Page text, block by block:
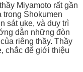
Miyamoto rất gần
trong Shokumen
sát uke, và duy trì
dẫn những đòn
riêng thầy. Thầy
chắc để giới thiệu